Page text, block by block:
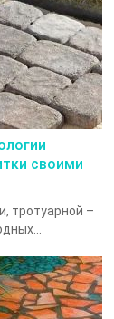
своими
тротуарной –